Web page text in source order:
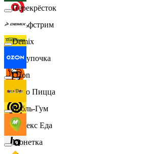
Гольфстрим
Покупочка
Додо Пицца
Яндекс Еда
Перекрёсток
Demix
Ozon
Бубль-Гум
Монетка